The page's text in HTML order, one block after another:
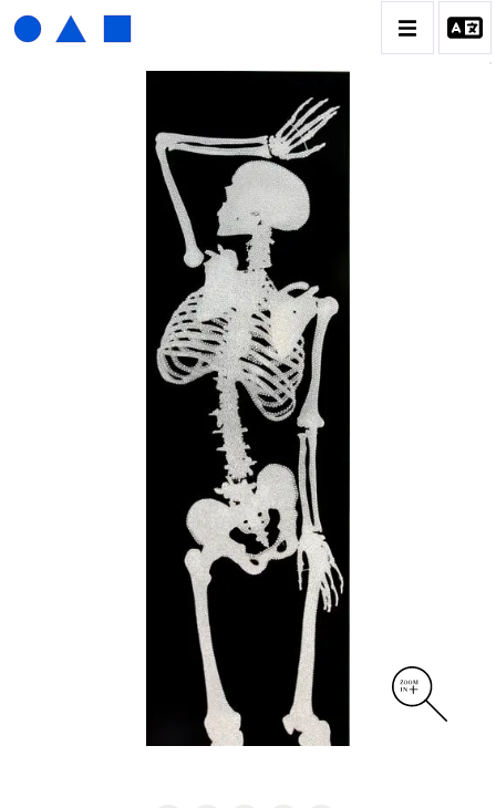
HENRI FOUCAULT
BIOGRAPHIE
CATALOGUE DES OEUVRES
01_SCULPTURE
02_PHOTOGRAPHIQUE
03_COLLAGES
04_DESSINS
05_MONOTYPE
06_ARCHIVES
CONTACT